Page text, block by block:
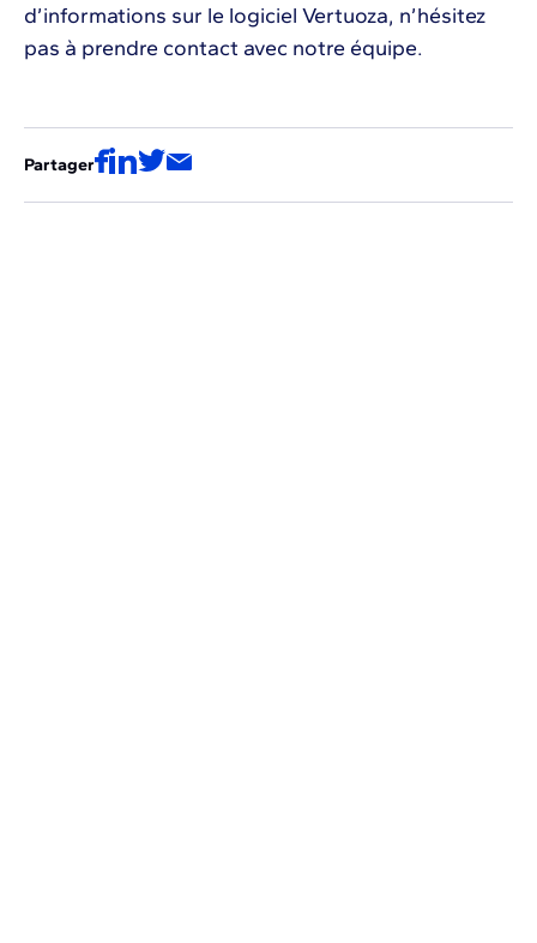
d’informations sur le logiciel Vertuoza, n’hésitez
pas à prendre contact avec notre équipe.
Partager